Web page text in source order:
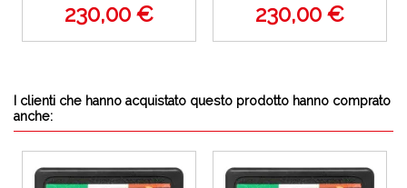
230,00 € 230,00 €
I clienti che hanno acquistato questo prodotto hanno comprato
anche: